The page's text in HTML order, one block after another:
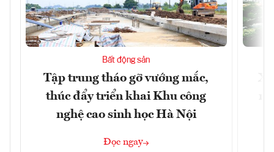
Bất động sản
Tập trung tháo gỡ vướng mắc,
thúc đẩy triển khai Khu công
nghệ cao sinh học Hà Nội
Đọc ngay